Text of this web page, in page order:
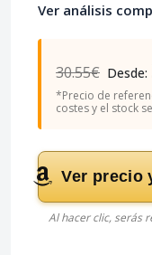
Ver análisis
30.55€ Desde:
*Precio de
costes y el stock
Ver precio
Al hacer clic, serás